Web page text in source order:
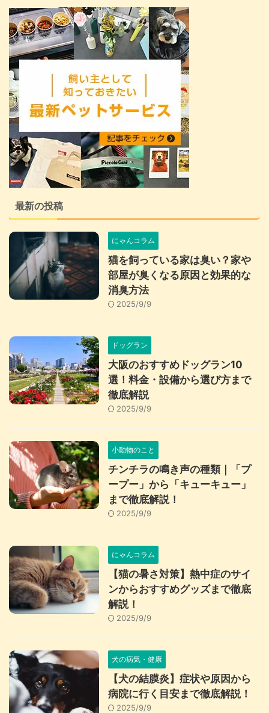
最新の投稿
にゃんコラム
猫を飼っている家は臭い？家や
部屋が臭くなる原因と効果的な
消臭方法
2025/9/9
ドッグラン
大阪のおすすめドッグラン10
選！料金・設備から選び方まで
徹底解説
2025/9/9
小動物のこと
チンチラの鳴き声の種類｜「プ
ープー」から「キューキュー」
まで徹底解説！
2025/9/9
にゃんコラム
【猫の暑さ対策】熱中症のサイ
ンからおすすめグッズまで徹底
解説！
2025/9/9
犬の病気・健康
【犬の結膜炎】症状や原因から
病院に行く目安まで徹底解説！
2025/9/9